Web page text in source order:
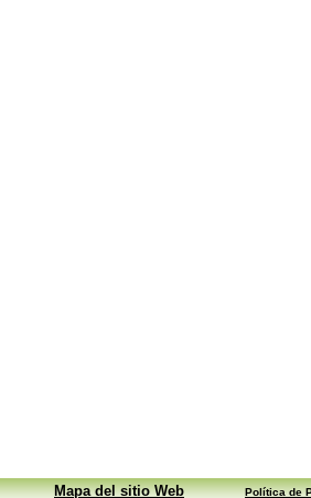
Mapa del sitio Web Política de